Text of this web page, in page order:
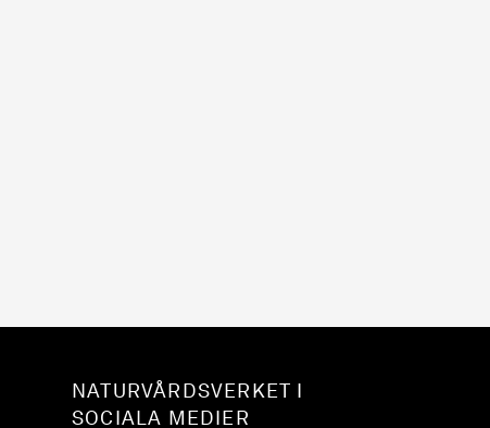
NATURVÅRDSVERKET I
SOCIALA MEDIER